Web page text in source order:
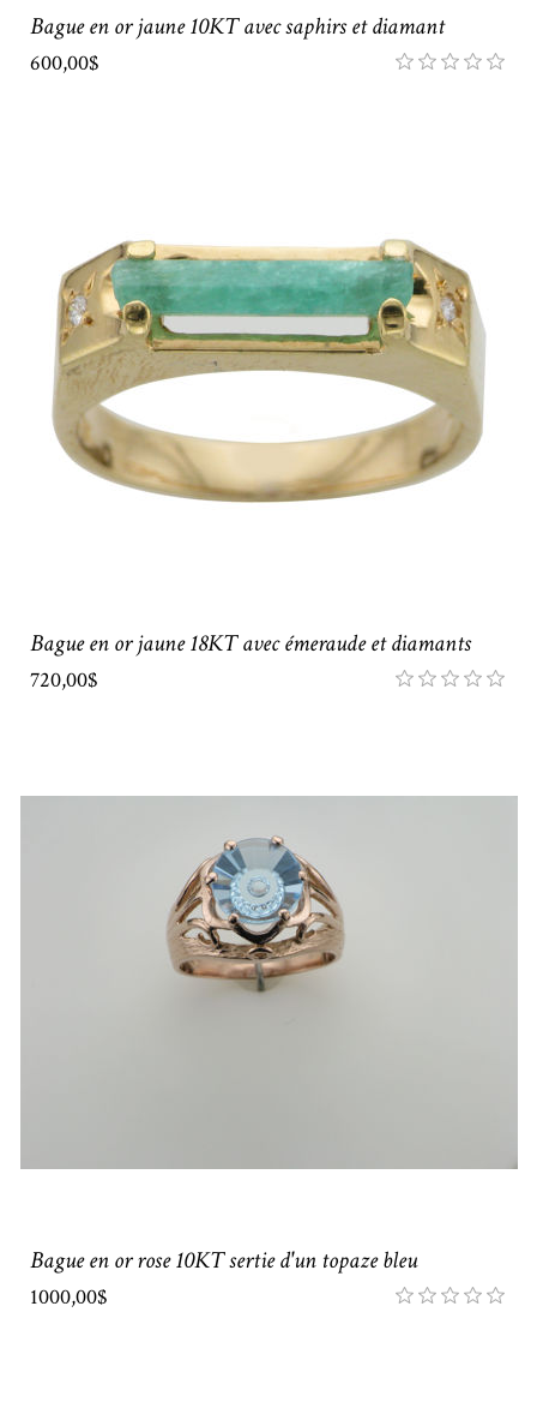
Bague en or jaune 10KT avec saphirs et diamant
600,00$
Bague en or jaune 18KT avec émeraude et diamants
720,00$
Bague en or rose 10KT sertie d'un topaze bleu
1000,00$